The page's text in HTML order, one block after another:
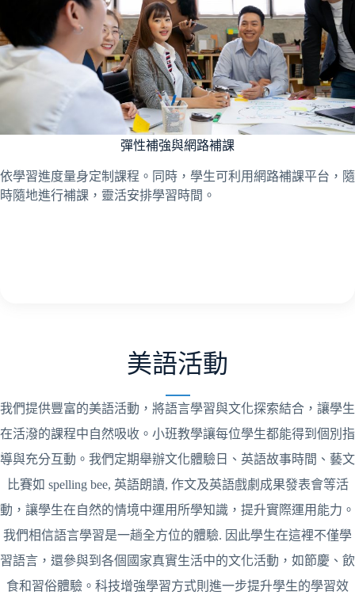
彈性補強與網路補課
依學習進度量身定制課程。同時，學生可利用網路補課平台，隨
時隨地進行補課，靈活安排學習時間。
美語活動
我們提供豐富的美語活動，將語言學習與文化探索結合，讓學生
在活潑的課程中自然吸收。小班教學讓每位學生都能得到個別指
導與充分互動。我們定期舉辦文化體驗日、英語故事時間、藝文
比賽如 spelling bee, 英語朗讀, 作文及英語戲劇成果發表會等活
動，讓學生在自然的情境中運用所學知識，提升實際運用能力。
我們相信語言學習是一趟全方位的體驗. 因此學生在這裡不僅學
習語言，還參與到各個國家真實生活中的文化活動，如節慶、飲
食和習俗體驗。科技增強學習方式則進一步提升學生的學習效